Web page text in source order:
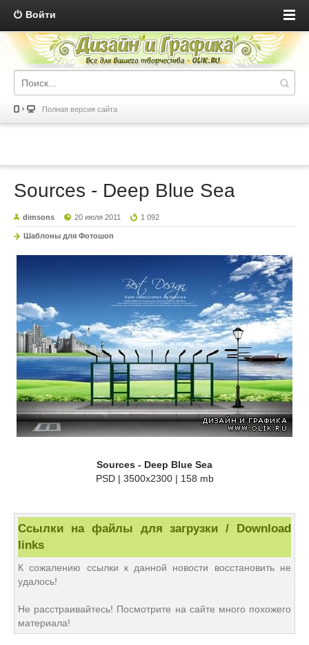
Войти
Полная версия сайта
Sources - Deep Blue Sea
dimsons 20 июля 2011 1 092
Шаблоны для Фотошоп
Sources - Deep Blue Sea
PSD | 3500x2300 | 158 mb
Ссылки на файлы для загрузки / Download
links
К сожалению ссылки к данной новости восстановить не
удалось!
Не расстраивайтесь! Посмотрите на сайте много похожего
материала!